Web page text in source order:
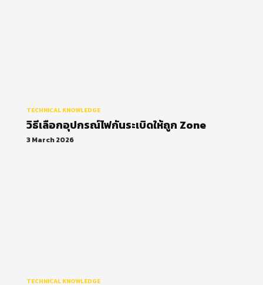
TECHNICAL KNOWLEDGE
วิธีเลือกอุปกรณ์ไฟกันระเบิดให้ถูก Zone
3 March 2026
TECHNICAL KNOWLEDGE